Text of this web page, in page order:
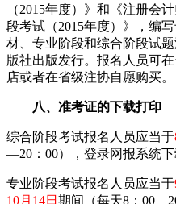
（2015年度）》和《注册
段考试（2015年度）》，编
材、专业阶段和综合阶段试
版社出版发行。报名人员可
店或者在省级注协自愿购买。
八、准考证的下载打印
综合阶段考试报名人员应当于
—20：00），登录网报系统下
专业阶段考试报名人员应当于
10月14日 期间（每天8：